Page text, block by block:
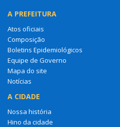
A PREFEITURA
Atos oficiais
Composição
Boletins Epidemiológicos
Equipe de Governo
Mapa do site
Notícias
A CIDADE
Nossa história
Hino da cidade